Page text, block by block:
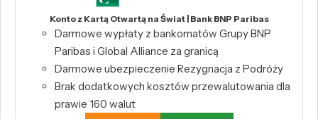
Konto z Kartą Otwartą na Świat | Bank BNP Paribas
Darmowe wypłaty z bankomatów Grupy BNP
Paribas i Global Alliance za granicą
Darmowe ubezpieczenie Rezygnacja z Podróży
Brak dodatkowych kosztów przewalutowania dla
prawie 160 walut